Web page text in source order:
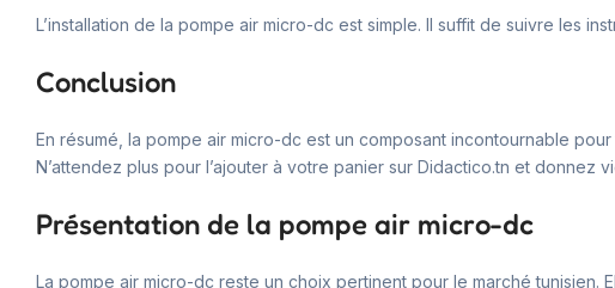
L’installation de la pompe air micro-dc est simple. Il suffit de suivre les
Conclusion
En résumé, la pompe air micro-dc est un composant incontournable
N’attendez plus pour l’ajouter à votre panier sur Didactico.tn et donnez
Présentation de la pompe air micro-dc
La pompe air micro-dc reste un choix pertinent pour le marché